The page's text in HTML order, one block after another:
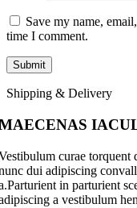
Save my name,
time I comment.
Shipping & Delivery
curae torquent
dui adipiscing
in parturient
a vestibulum